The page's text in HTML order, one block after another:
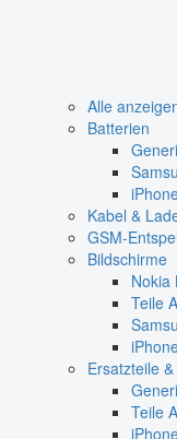
Alle
Batterien
Kabel &
GSM-
Bildschirme
Nokia
Teile
Ersatzteile
Teile